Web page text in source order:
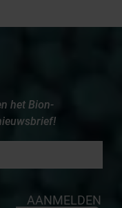
het Bion-
AANMELDEN